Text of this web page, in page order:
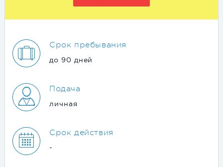
Срок пребывания
до 90 дней
Подача
личная
Срок действия
-